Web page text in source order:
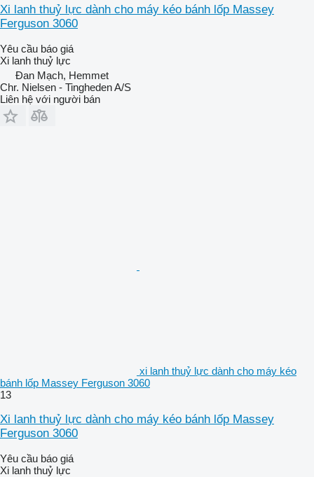
Xi lanh thuỷ lực dành cho máy kéo bánh lốp Massey
Ferguson 3060
Yêu cầu báo giá
Xi lanh thuỷ lực
Đan Mạch, Hemmet
Chr. Nielsen - Tingheden A/S
Liên hệ với người bán
xi lanh thuỷ lực dành cho máy kéo
bánh lốp Massey Ferguson 3060
13
Xi lanh thuỷ lực dành cho máy kéo bánh lốp Massey
Ferguson 3060
Yêu cầu báo giá
Xi lanh thuỷ lực